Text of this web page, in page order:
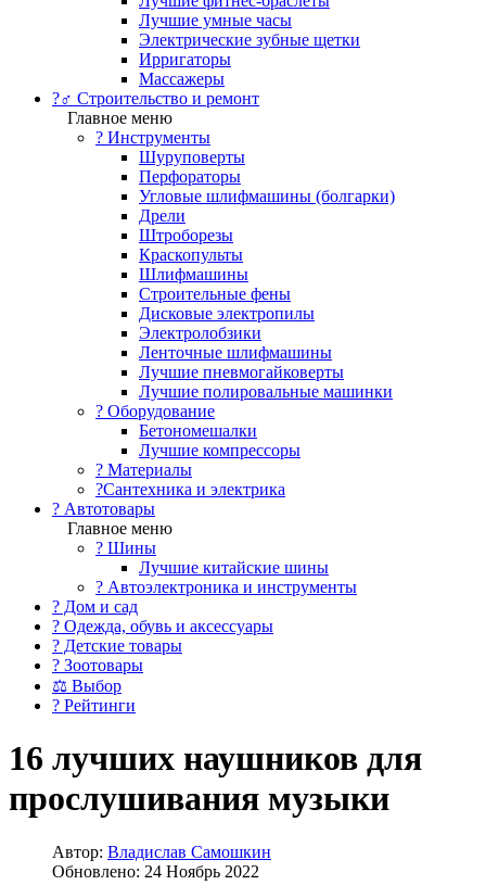
Лучшие умные часы
Электрические зубные щетки
Ирригаторы
Массажеры
?‍♂️ Строительство и ремонт
Главное меню
?️ Инструменты
Шуруповерты
Перфораторы
Угловые шлифмашины (болгарки)
Дрели
Штроборезы
Краскопульты
Шлифмашины
Строительные фены
Дисковые электропилы
Электролобзики
Ленточные шлифмашины
Лучшие пневмогайковерты
Лучшие полировальные машинки
?️ Оборудование
Бетономешалки
Лучшие компрессоры
? Материалы
?Сантехника и электрика
? Автотовары
Главное меню
? Шины
Лучшие китайские шины
? Автоэлектроника и инструменты
? Дом и сад
? Одежда, обувь и аксессуары
? Детские товары
? Зоотовары
⚖ Выбор
? Рейтинги
16 лучших наушников для
прослушивания музыки
Автор: Владислав Самошкин
Обновлено: 24 Ноябрь 2022